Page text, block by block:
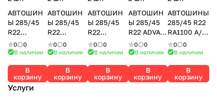
АВТОШИН
Ы 285/45
R22
PARADA
SPEC-X
YOKOHAMA
0
0
В наличии
В
корзину
АВТОШИН
Ы 285/45
R22
GEOLANDA
R H/T G056
YOKOHAMA
0
0
В наличии
В
корзину
АВТОШИН
Ы 285/45
R22
GEOLANDA
R A/T G015
YOKOHAMA
0
0
В наличии
В
корзину
АВТОШИН
Ы 285/45
R22 ADVAN
SPORT
V107C 114Y
0
0
В наличии
В
корзину
АВТОШИНЫ
285/45 R22
RA1100 A/T
LT 117/114S
PR10
0
0
В наличии
В
корзину
Услуги